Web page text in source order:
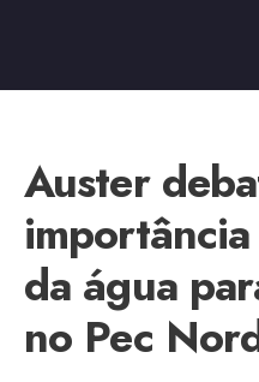
Auster
da água
no Pec